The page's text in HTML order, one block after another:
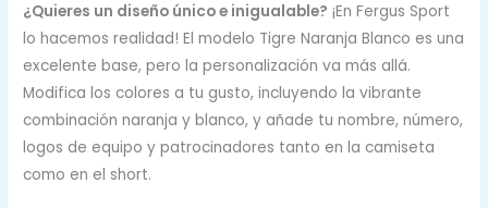
¿Quieres un diseño único e inigualable? ¡En Fergus Sport
lo hacemos realidad! El modelo Tigre Naranja Blanco es una
excelente base, pero la personalización va más allá.
Modifica los colores a tu gusto, incluyendo la vibrante
combinación naranja y blanco, y añade tu nombre, número,
logos de equipo y patrocinadores tanto en la camiseta
como en el short.